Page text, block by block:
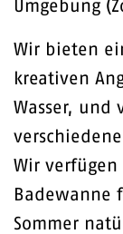
Umgebung
Wir bieten
kreativen
Wasser, und
Wir
Badewanne
Sommer